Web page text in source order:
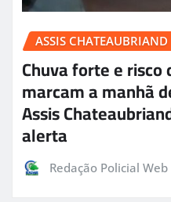
ASSIS CHATEAUBRIAND
Chuva forte e
marcam a manhã
Assis
alerta
Redação Policial Web